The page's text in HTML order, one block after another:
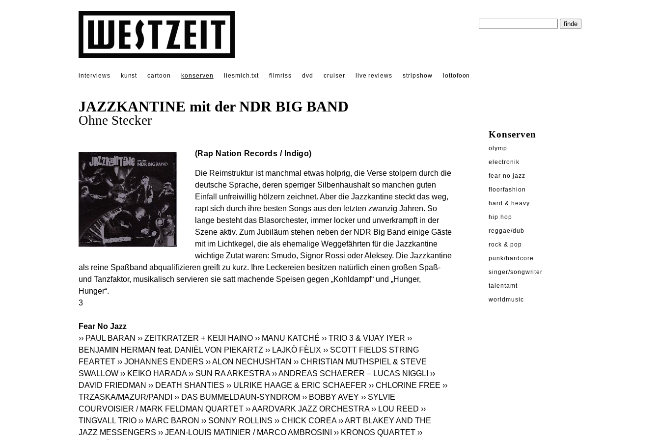
interviews kunst cartoon konserven liesmich.txt filmriss dvd cruiser live reviews stripshow lottofoon
JAZZKANTINE mit der NDR BIG BAND
Ohne Stecker
(Rap Nation Records / Indigo)
Die Reimstruktur ist manchmal etwas holprig, die Verse stolpern durch die
deutsche Sprache, deren sperriger Silbenhaushalt so manchen guten
Einfall unfreiwillig hölzern zeichnet. Aber die Jazzkantine steckt das weg,
rapt sich durch ihre besten Songs aus den letzten zwanzig Jahren. So
lange besteht das Blasorchester, immer locker und unverkrampft in der
Szene aktiv. Zum Jubiläum stehen neben der NDR Big Band einige Gäste
mit im Lichtkegel, die als ehemalige Weggefährten für die Jazzkantine
wichtige Zutat waren: Smudo, Signor Rossi oder Aleksey. Die Jazzkantine
als reine Spaßband abqualifizieren greift zu kurz. Ihre Leckereien besitzen natürlich einen großen Spaß-
und Tanzfaktor, musikalisch servieren sie satt machende Speisen gegen „Kohldampf“ und „Hunger,
Hunger“.
3
Fear No Jazz
›› PAUL BARAN ›› ZEITKRATZER + KEIJI HAINO ›› MANU KATCHÉ ›› TRIO 3 & VIJAY IYER ››
BENJAMIN HERMAN feat. DANIËL VON PIEKARTZ ›› LAJKÒ FÈLIX ›› SCOTT FIELDS STRING
FEARTET ›› JOHANNES ENDERS ›› ALON NECHUSHTAN ›› CHRISTIAN MUTHSPIEL & STEVE
SWALLOW ›› KEIKO HARADA ›› SUN RA ARKESTRA ›› ANDREAS SCHAERER – LUCAS NIGGLI ››
DAVID FRIEDMAN ›› DEATH SHANTIES ›› ULRIKE HAAGE & ERIC SCHAEFER ›› CHLORINE FREE ››
TRZASKA/MAZUR/PANDI ›› DAS BUMMELDAUN-SYNDROM ›› BOBBY AVEY ›› SYLVIE
COURVOISIER / MARK FELDMAN QUARTET ›› AARDVARK JAZZ ORCHESTRA ›› LOU REED ››
TINGVALL TRIO ›› MARC BARON ›› SONNY ROLLINS ›› CHICK COREA ›› ART BLAKEY AND THE
JAZZ MESSENGERS ›› JEAN-LOUIS MATINIER / MARCO AMBROSINI ›› KRONOS QUARTET ››
Konserven
olymp
electronik
fear no jazz
floorfashion
hard & heavy
hip hop
reggae/dub
rock & pop
punk/hardcore
singer/songwriter
talentamt
worldmusic